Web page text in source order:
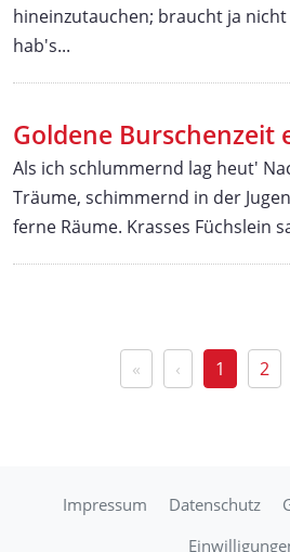
hineinzutauchen; braucht ja nicht
hab's...
Goldene Burschenzeit
Als ich schlummernd lag heut'
Träume, schimmernd in der
ferne Räume. Krasses Füchslein
« ‹ 1 2
Impressum Datenschutz